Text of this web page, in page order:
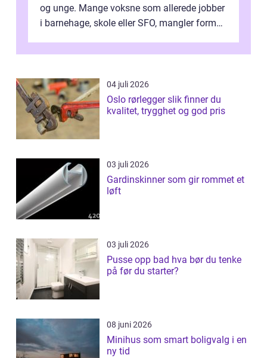
og unge. Mange voksne som allerede jobber
i barnehage, skole eller SFO, mangler formell
04 juli 2026
Oslo rørlegger slik finner du
kvalitet, trygghet og god pris
03 juli 2026
Gardinskinner som gir rommet et
løft
03 juli 2026
Pusse opp bad hva bør du tenke
på før du starter?
08 juni 2026
Minihus som smart boligvalg i en
ny tid